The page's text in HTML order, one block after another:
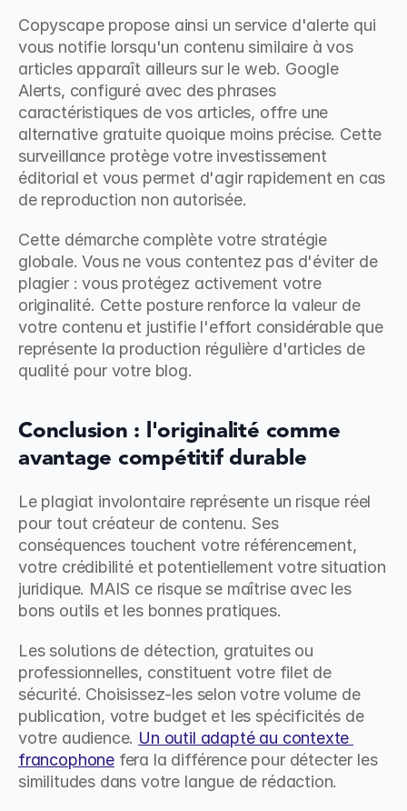
Copyscape propose ainsi un service d'alerte qui
vous notifie lorsqu'un contenu similaire à vos
articles apparaît ailleurs sur le web. Google
Alerts, configuré avec des phrases
caractéristiques de vos articles, offre une
alternative gratuite quoique moins précise. Cette
surveillance protège votre investissement
éditorial et vous permet d'agir rapidement en cas
de reproduction non autorisée.
Cette démarche complète votre stratégie
globale. Vous ne vous contentez pas d'éviter de
plagier : vous protégez activement votre
originalité. Cette posture renforce la valeur de
votre contenu et justifie l'effort considérable que
représente la production régulière d'articles de
qualité pour votre blog.
Conclusion : l'originalité comme
avantage compétitif durable
Le plagiat involontaire représente un risque réel
pour tout créateur de contenu. Ses
conséquences touchent votre référencement,
votre crédibilité et potentiellement votre situation
juridique. MAIS ce risque se maîtrise avec les
bons outils et les bonnes pratiques.
Les solutions de détection, gratuites ou
professionnelles, constituent votre filet de
sécurité. Choisissez-les selon votre volume de
publication, votre budget et les spécificités de
votre audience. Un outil adapté au contexte
francophone fera la différence pour détecter les
similitudes dans votre langue de rédaction.